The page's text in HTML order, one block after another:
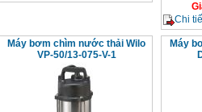
Chi
Máy bơm chìm nước thải Wilo
VP-50/13-075-V-1
Máy